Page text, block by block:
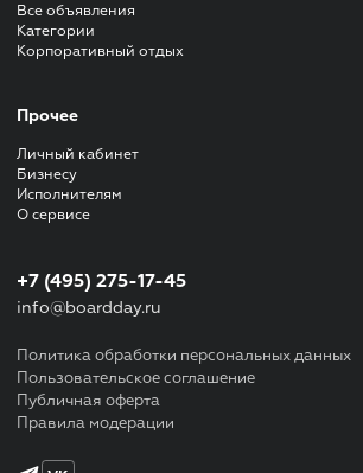
Все объявления
Категории
Корпоративный отдых
Прочее
Личный кабинет
Бизнесу
Исполнителям
О сервисе
+7 (495) 275-17-45
info@boardday.ru
Политика обработки персональных данных
Пользовательское соглашение
Публичная оферта
Правила модерации